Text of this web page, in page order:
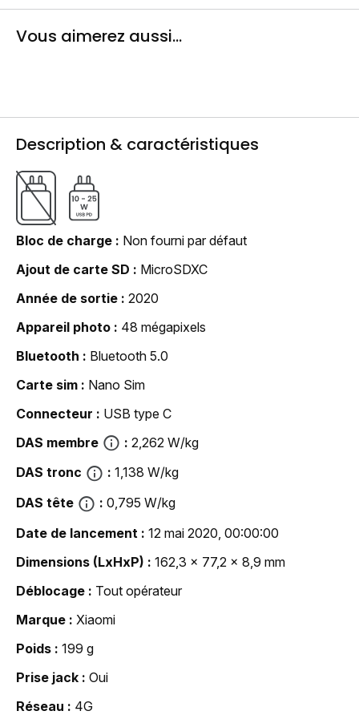
Vous aimerez aussi...
Description & caractéristiques
Bloc de charge
Non fourni par défaut
Ajout de carte SD
MicroSDXC
Année de sortie
2020
Appareil photo
48 mégapixels
Bluetooth
Bluetooth 5.0
Carte sim
Nano Sim
Connecteur
USB type C
DAS membre
2,262 W/kg
DAS tronc
1,138 W/kg
DAS tête
0,795 W/kg
Date de lancement
12 mai 2020, 00:00:00
Dimensions (LxHxP)
162,3 x 77,2 x 8,9 mm
Déblocage
Tout opérateur
Marque
Xiaomi
Poids
199 g
Prise jack
Oui
Réseau
4G